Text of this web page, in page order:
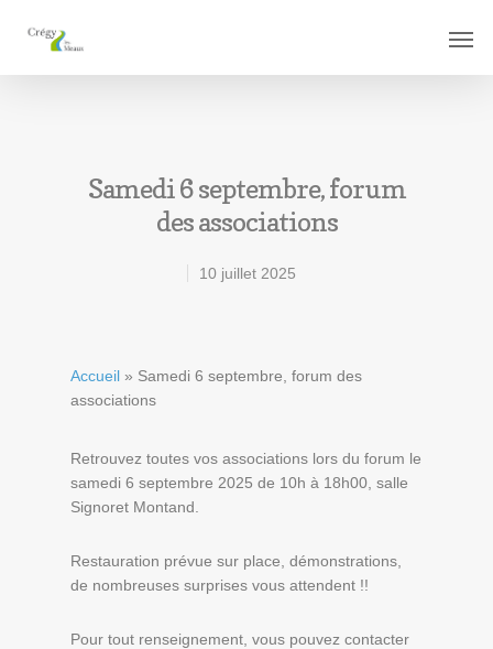
Samedi 6 septembre, forum
des associations
10 juillet 2025
Accueil » Samedi 6 septembre, forum des
associations
Retrouvez toutes vos associations lors du forum le
samedi 6 septembre 2025 de 10h à 18h00, salle
Signoret Montand.
Restauration prévue sur place, démonstrations,
de nombreuses surprises vous attendent !!
Pour tout renseignement, vous pouvez contacter